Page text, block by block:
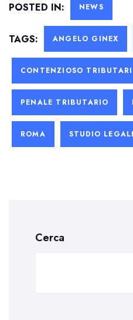
POSTED IN: NEWS
TAGS: ANGELO GINEX
CONTENZIOSO
PENALE TRIBUTARIO
ROMA STUDIO
Cerca